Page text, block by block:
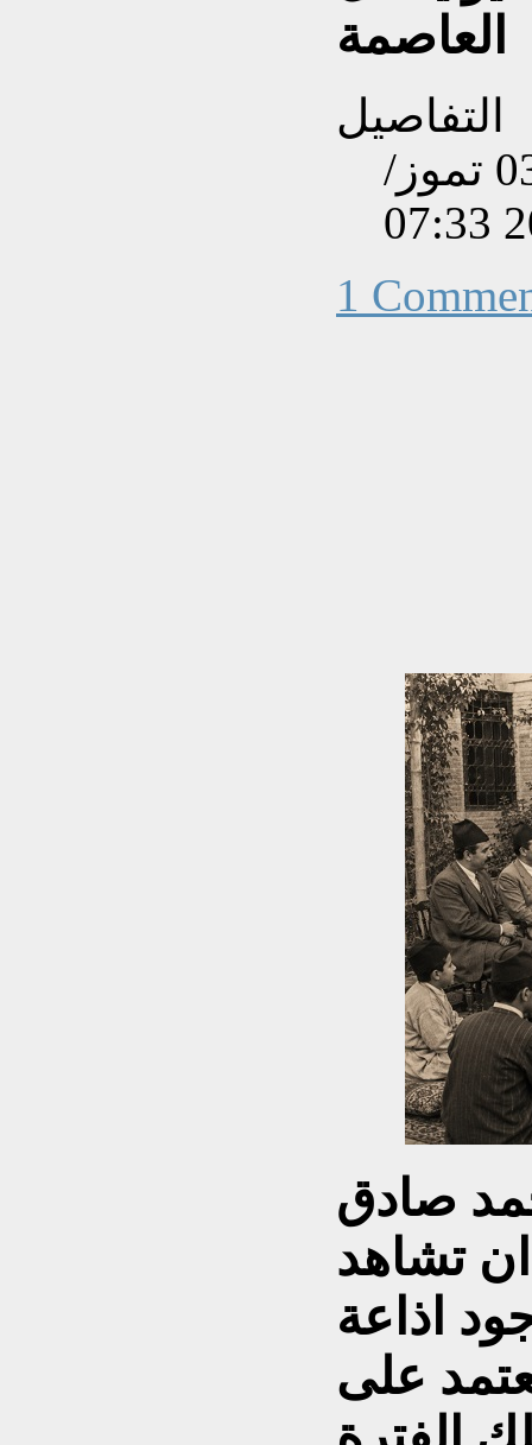
العاصمة
التفاصيل
تم إنشاءه بتاريخ الجمعة, 03 تموز/
1
صادق
تشاهد
اذاعة
على